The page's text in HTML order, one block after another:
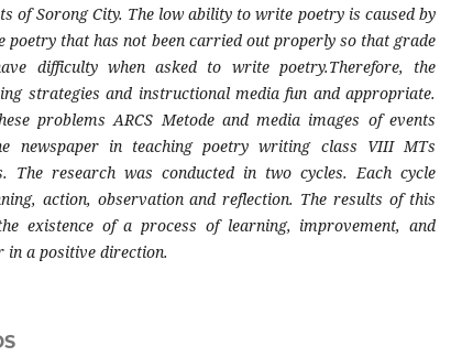
of Sorong City. The low ability to write poetry is caused by
poetry that has not been carried out properly so that grade
difficulty when asked to write poetry.Therefore, the
strategies and instructional media fun and appropriate.
problems ARCS Metode and media images of events
newspaper in teaching poetry writing class VIII MTs
The research was conducted in two cycles. Each cycle
action, observation and reflection. The results of this
existence of a process of learning, improvement, and
in a positive direction.